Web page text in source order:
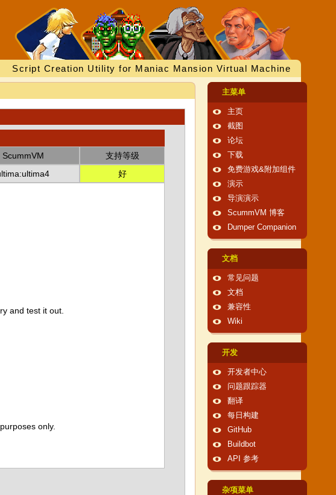
Script Creation Utility for Maniac Mansion Virtual Machine
ScummVM
支持等级
好
and test it out.
only.
主菜单
主页
截图
论坛
下载
免费游戏&附加组件
演示
导演演示
ScummVM 博客
Dumper Companion
文档
常见问题
文档
兼容性
Wiki
开发
开发者中心
问题跟踪器
翻译
每日构建
GitHub
Buildbot
API 参考
杂项菜单